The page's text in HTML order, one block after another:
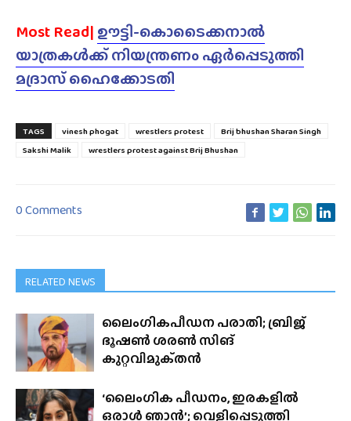
Most Read| ഊട്ടി-കൊടൈക്കനാൽ
യാത്രകൾക്ക് നിയന്ത്രണം ഏർപ്പെടുത്തി
മദ്രാസ് ഹൈക്കോടതി
TAGS vinesh phogat wrestlers protest
Brij bhushan Sharan Singh
Sakshi Malik
wrestlers protest against Brij Bhushan
0 Comments
RELATED NEWS
ലൈംഗികപീഡന പരാതി; ബ്രിജ്
ഭൂഷൺ ശരൺ സിങ്
കുറ്റവിമുക്‌തൻ
‘ലൈംഗിക പീഡനം, ഇരകളിൽ
ഒരാൾ ഞാൻ’; വെളിപ്പെടുത്തി